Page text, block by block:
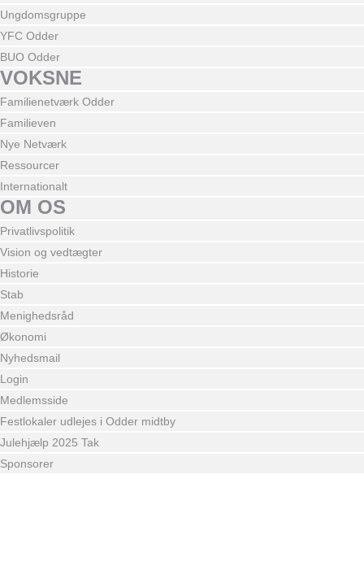
Ungdomsgruppe
YFC Odder
BUO Odder
VOKSNE
Familienetværk Odder
Familieven
Nye Netværk
Ressourcer
Internationalt
OM OS
Privatlivspolitik
Vision og vedtægter
Historie
Stab
Menighedsråd
Økonomi
Nyhedsmail
Login
Medlemsside
Festlokaler udlejes i Odder midtby
Julehjælp 2025 Tak
Sponsorer